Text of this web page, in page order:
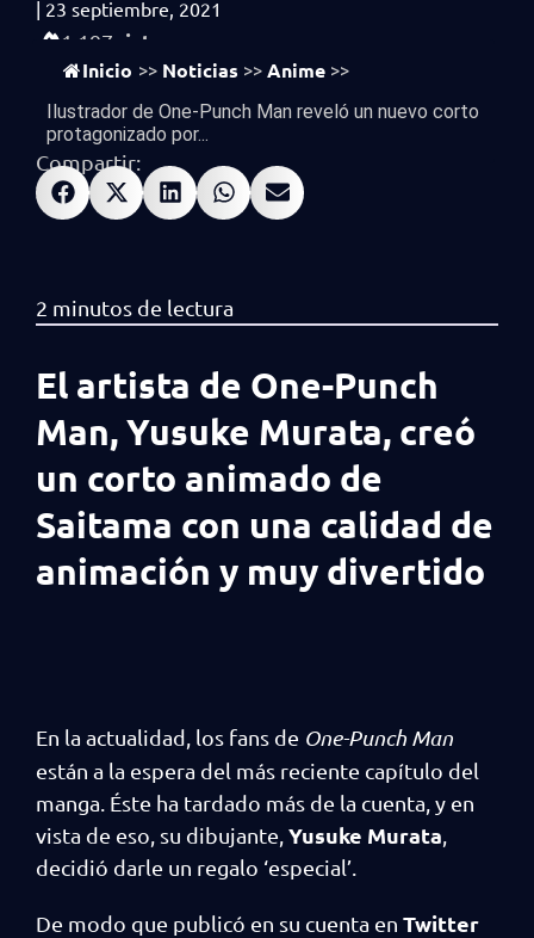
| 23 septiembre, 2021
1,197 vistas
Inicio >> Noticias >> Anime >>
Ilustrador de One-Punch Man reveló un nuevo corto
protagonizado por...
Compartir:
El artista de One-Punch
Man, Yusuke Murata, creó
un corto animado de
Saitama con una calidad de
animación y muy divertido
En la actualidad, los fans de One-Punch Man
están a la espera del más reciente capítulo del
manga. Éste ha tardado más de la cuenta, y en
vista de eso, su dibujante, Yusuke Murata
decidió darle un regalo ‘especial’.
De modo que publicó en su cuenta en Twitter